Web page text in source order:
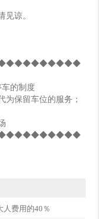
见谅。
的制度
为保留车位的服务；
人费用的40％